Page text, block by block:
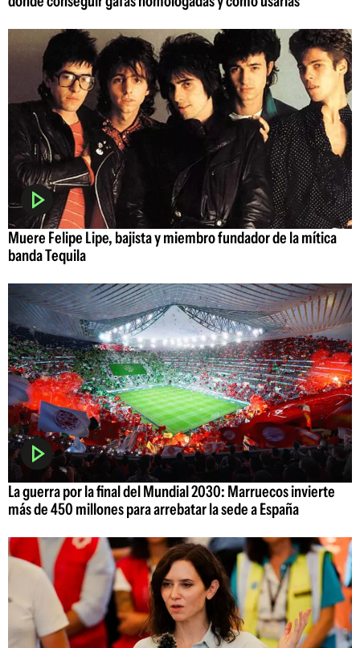
Muere Felipe Lipe, bajista y miembro fundador de la mítica
banda Tequila
La guerra por la final del Mundial 2030: Marruecos invierte
más de 450 millones para arrebatar la sede a España